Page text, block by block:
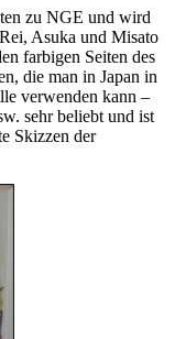
zu NGE und wird
Asuka und Misato
farbigen Seiten des
die man in Japan in
verwenden kann –
sehr beliebt und ist
Skizzen der